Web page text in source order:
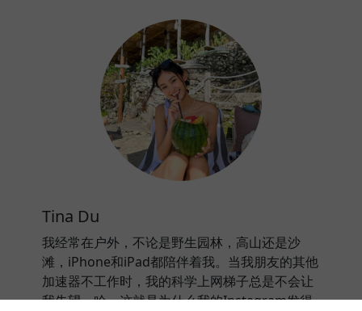
Tina Du
我经常在户外，不论是野生园林，高山还是沙
滩，iPhone和iPad都陪伴着我。当我朋友的其他
加速器不工作时，我的科学上网梯子总是不会让
我失望。哈，这就是为什么我的Instagram发得